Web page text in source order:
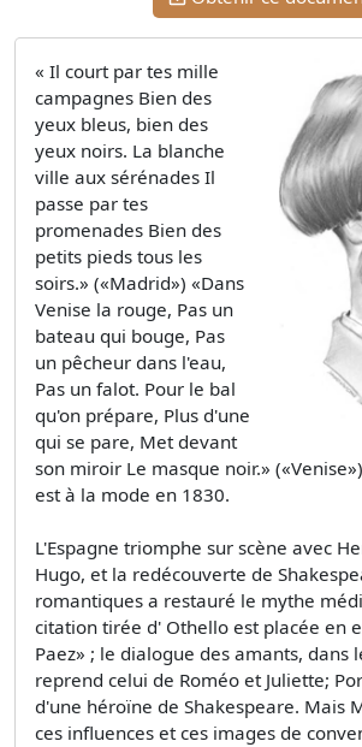
« Il court par tes mille
campagnes Bien des
yeux bleus, bien des
yeux noirs. La blanche
ville aux sérénades Il
passe par tes
promenades Bien des
petits pieds tous les
soirs.» («Madrid») «Dans
Venise la rouge, Pas un
bateau qui bouge, Pas
un pêcheur dans l'eau,
Pas un falot. Pour le bal
qu'on prépare, Plus d'une
qui se pare, Met devant
son miroir Le masque noir.»
est à la mode en 1830.
L'Espagne triomphe sur scène avec
Hugo, et la redécouverte de
romantiques a restauré le mythe
citation tirée d' Othello est placée en
Paez» ; le dialogue des amants, dans
reprend celui de Roméo et Juliette;
d'une héroïne de Shakespeare. Mais
ces influences et ces images de